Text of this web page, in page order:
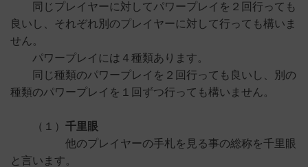
同じプレイヤーに対してパワープレイを２回行っても
良いし、それぞれ別のプレイヤーに対して行っても構いま
せん。
パワープレイには４種類あります。
同じ種類のパワープレイを２回行っても良いし、別の
種類のパワープレイを１回ずつ行っても構いません。
（１） 千里眼
他のプレイヤーの手札を見る事の総称を千里眼
と言います。